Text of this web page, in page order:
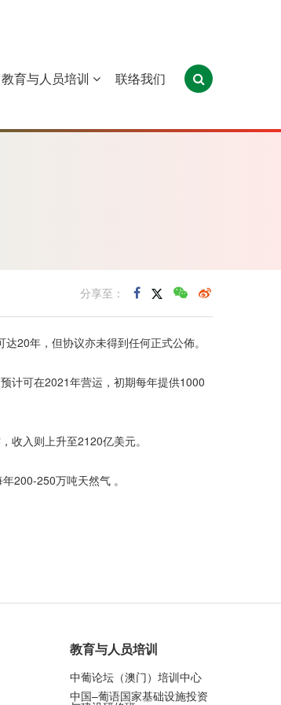
圣多美和普林西比 东帝汶
教育与人员培训 联络我们
分享至：
20年，但协议亦未得到任何正式公佈。
计可在2021年营运，初期每年提供1000
入则上升至2120亿美元。
200-250万吨天然气 。
教育与人员培训
中葡论坛（澳门）培训中心
中国–葡语国家基础设施投资